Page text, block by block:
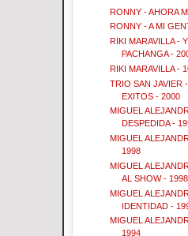
RONNY - AHORA
RONNY - A MI
RIKI MARAVILLA -
PACHANGA -
RIKI MARAVILLA -
TRIO SAN JAVIER
EXITOS - 2000
MIGUEL
DESPEDIDA -
MIGUEL
1998
MIGUEL
AL SHOW - 1998
MIGUEL
IDENTIDAD -
MIGUEL
1994